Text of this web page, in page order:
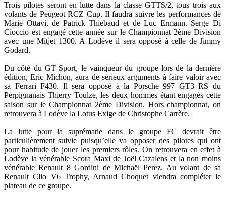
Trois pilotes seront en lutte dans la classe GTTS/2, tous trois aux
volants de Peugeot RCZ Cup. Il faudra suivre les performances de
Marie Ottavi, de Patrick Thiebaud et de Luc Ermann. Serge Di
Cioccio est engagé cette année sur le Championnat 2ème Division
avec une Mitjet 1300. A Lodève il sera opposé à celle de Jimmy
Godard.
Du côté du GT Sport, le vainqueur du groupe lors de la dernière
édition, Eric Michon, aura de sérieux arguments à faire valoir avec
sa Ferrari F430. Il sera opposé à la Porsche 997 GT3 RS du
Perpignanais Thierry Toulze, les deux hommes étant engagés cette
saison sur le Championnat 2ème Division. Hors championnat, on
retrouvera à Lodève la Lotus Exige de Christophe Carrère.
La lutte pour la suprématie dans le groupe FC devrait être
particulièrement suivie puisqu’elle va opposer des pilotes qui ont
pour habitude de jouer les premiers rôles. On retrouvera en effet à
Lodève la vénérable Scora Maxi de Joël Cazalens et la non moins
vénérable Renault 8 Gordini de Michaël Perez. Au volant de sa
Renault Clio V6 Trophy, Arnaud Choquet viendra compléter le
plateau de ce groupe.